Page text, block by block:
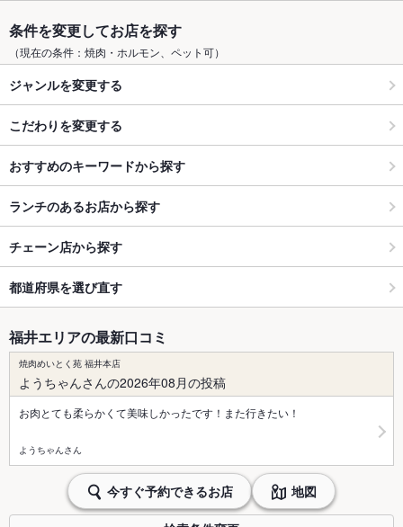
条件を変更してお店を探す
（現在の条件：焼肉・ホルモン、ペット可）
ジャンルを変更する
こだわりを変更する
おすすめのキーワードから探す
ランチのあるお店から探す
チェーン店から探す
都道府県を選び直す
福井エリアの最新口コミ
焼肉めいとく苑 福井本店
ようちゃんさんの2026年08月の投稿
お肉とても柔らかくて美味しかったです！また行きたい！
ようちゃんさん
今すぐ予約できるお店 地図